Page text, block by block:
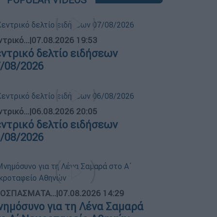
|07.08.2026 19:53
δελτίο ειδήσεων
08/2026
|06.08.2026 20:05
δελτίο ειδήσεων
08/2026
|07.08.2026 14:29
για τη Λένα Σαμαρά